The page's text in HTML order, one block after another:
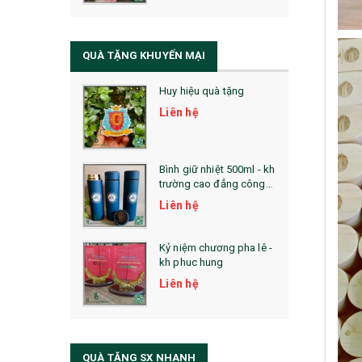
La Fonte
Sổ Sạc Đa Năng
Sổ Lò Xo
QUÀ TẶNG KHUYẾN MẠI
Huy hiệu quà tặng
Liên hệ
Bình giữ nhiệt 500ml - kh
trường cao đẳng công
nghệ bách khoa hà nội
Liên hệ
Kỷ niệm chương pha lê -
kh phuc hung
Liên hệ
QUÀ TẶNG SX NHANH